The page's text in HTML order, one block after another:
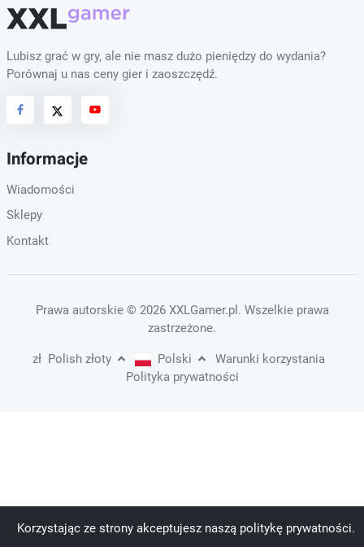
Lubisz grać w gry, ale nie masz dużo pieniędzy do wydania?
Porównaj u nas ceny gier i zaoszczędź.
Informacje
Wiadomości
Sklepy
Kontakt
Prawa autorskie © 2026 XXLGamer.pl . Wszelkie prawa
zastrzeżone.
zł Polish złoty Polski
Warunki korzystania
Polityka prywatności
Korzystając ze strony akceptujesz naszą politykę prywatności.